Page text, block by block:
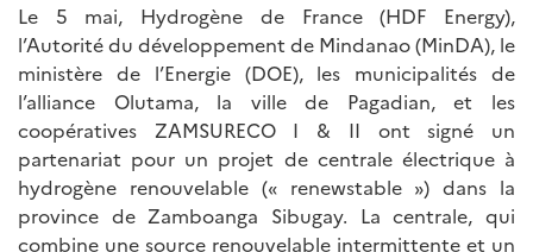
Le 5 mai, Hydrogène de France (HDF Energy),
l’Autorité du développement de Mindanao (MinDA), le
ministère de l’Energie (DOE), les municipalités de
l’alliance Olutama, la ville de Pagadian, et les
coopératives ZAMSURECO I & II ont signé un
partenariat pour un projet de centrale électrique à
hydrogène renouvelable (« renewstable ») dans la
province de Zamboanga Sibugay. La centrale, qui
combine une source renouvelable intermittente et un